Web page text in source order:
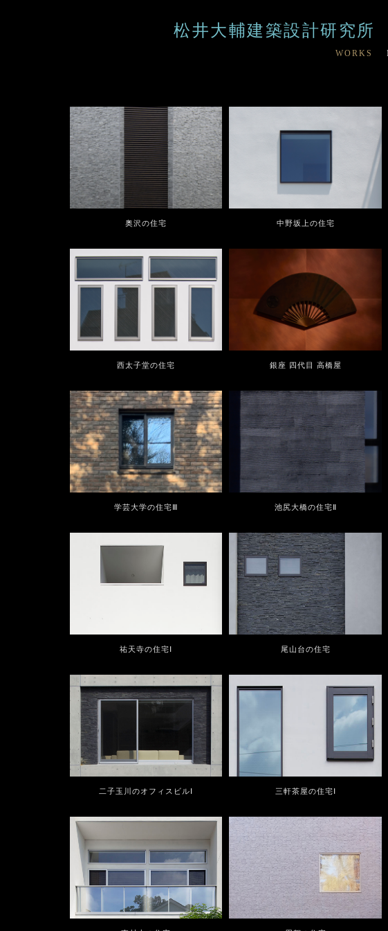
松井大輔建築設計研究
WORKS
奥沢の住宅 中野坂上の住宅
西太子堂の住宅 銀座 四代目 高橋屋
学芸大学の住宅Ⅲ 池尻大橋の住宅Ⅱ
祐天寺の住宅Ⅰ 尾山台の住宅
二子玉川のオフィスビルⅠ 三軒茶屋の住宅Ⅰ